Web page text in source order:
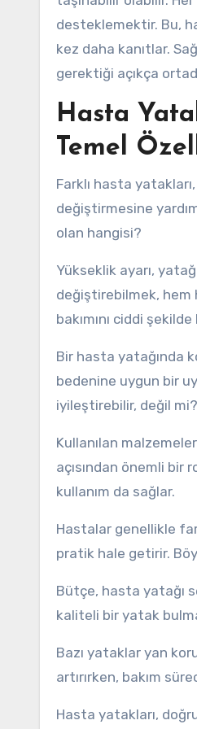
desteklemektir. Bu,
kez daha kanıtlar.
gerektiği açıkça
Hasta
Temel
Farklı hasta
değiştirmesine
olan hangisi?
Yükseklik ayarı,
değiştirebilmek, hem
bakımını ciddi
Bir hasta yatağında
bedenine uygun bir
iyileştirebilir, değil mi?
Kullanılan
açısından önemli
kullanım da sağlar.
Hastalar genellikle
pratik hale getirir.
Bütçe, hasta yatağı
kaliteli bir yatak
Bazı yataklar yan
artırırken, bakım
Hasta yatakları,